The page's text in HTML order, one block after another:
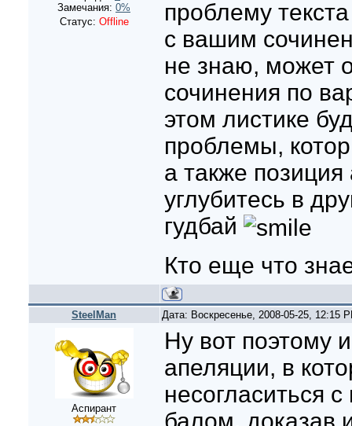
Замечания: 0%
Статус: Offline
проблему
с вашим
не знаю, может
сочинения по
этом листике
проблемы,
а также
углубитесь в
гудбай
Кто еще что
SteelMan Дата: Воскресенье, 2008-05-25, 12:15
Аспирант
Ну вот поэтому
апеляции, в
несогласиться